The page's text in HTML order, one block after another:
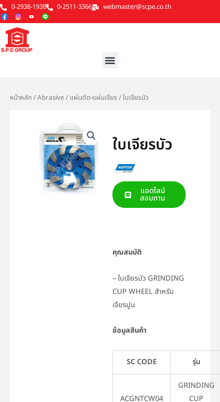
Skip
to
content
0-2938-1938 0-2511-3366 webmaster@scpe.co.th
Menu
หน้าหลัก /Abrasive / แผ่นตัด-แผ่นเจียร / ใบเจียรบัว
ใบเจียรบัว
แอดไลน์
สอบถาม
คุณสมบัติ
– ใบเจียรบัว GRINDING
CUP WHEEL สำหรับ
เจียรปูน
ข้อมูลสินค้า
SC CODE รุ่น
ACGNTCW04
GRINDING
CUP